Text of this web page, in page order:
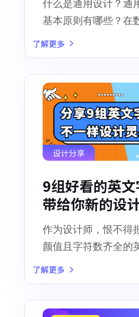
什么是通用设计？通
基本原则有哪些？在
设计中该如何运用通
了解更多
设计分享
9组好看的英文
带给你新的设
路！
作为设计师，恨不得
颜值且字符数齐全的
收入囊中
了解更多